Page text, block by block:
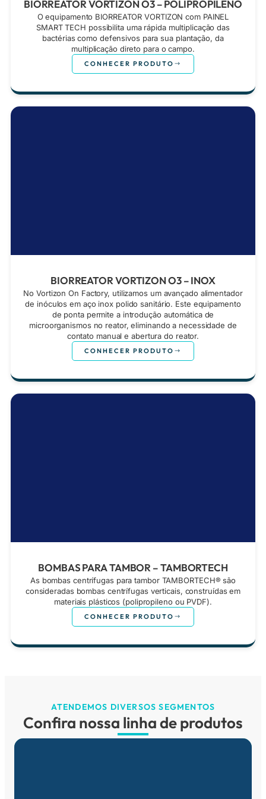
BIORREATOR VORTIZON O3 – POLIPROPILENO
O equipamento BIORREATOR VORTIZON com PAINEL
SMART TECH possibilita uma rápida multiplicação das
bactérias como defensivos para sua plantação, da
multiplicação direto para o campo.
CONHECER PRODUTO
BIORREATOR VORTIZON O3 – INOX
No Vortizon On Factory, utilizamos um avançado alimentador
de inóculos em aço inox polido sanitário. Este equipamento
de ponta permite a introdução automática de
microorganismos no reator, eliminando a necessidade de
contato manual e abertura do reator.
CONHECER PRODUTO
BOMBAS PARA TAMBOR – TAMBORTECH
As bombas centrífugas para tambor TAMBORTECH®️ são
consideradas bombas centrífugas verticais, construídas em
materiais plásticos (polipropileno ou PVDF).
CONHECER PRODUTO
ATENDEMOS DIVERSOS SEGMENTOS
Confira nossa linha de produtos